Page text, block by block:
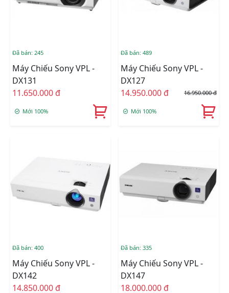
Đã bán: 245
Máy Chiếu Sony VPL -
DX131
11.650.000 đ
Mới 100%
Đã bán: 489
Máy Chiếu Sony VPL -
DX127
14.950.000 đ
16.950.000 đ
Mới 100%
Đã bán: 400
Máy Chiếu Sony VPL -
DX142
14.850.000 đ
Đã bán: 335
Máy Chiếu Sony VPL -
DX147
18.000.000 đ